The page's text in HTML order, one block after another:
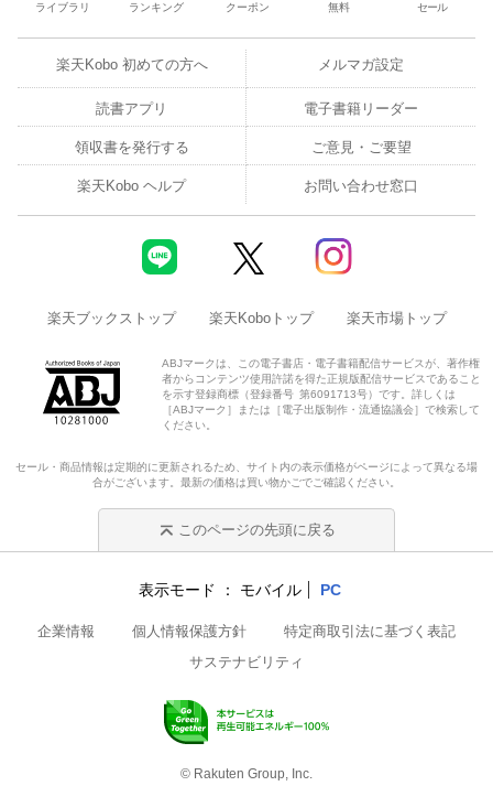
ライブラリ ランキング クーポン 無料 セール
楽天Kobo 初めての方へ メルマガ設定
読書アプリ 電子書籍リーダー
領収書を発行する ご意見・ご要望
楽天Kobo ヘルプ お問い合わせ窓口
楽天ブックストップ 楽天Koboトップ 楽天市場トップ
ABJマークは、この電子書店・電子書籍配信サービスが、著作権
者からコンテンツ使用許諾を得た正規版配信サービスであること
を示す登録商標（登録番号 第6091713号）です。詳しくは
［ABJマーク］または［電子出版制作・流通協議会］で検索して
ください。
セール・商品情報は定期的に更新されるため、サイト内の表示価格がページによって異なる場
合がございます。最新の価格は買い物かごでご確認ください。
このページの先頭に戻る
表示モード モバイル PC
企業情報 個人情報保護方針
特定商取引法に基づく表記
サステナビリティ
© Rakuten Group, Inc.